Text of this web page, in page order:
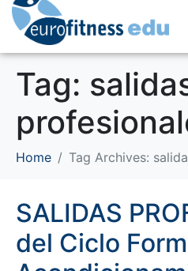
Tag:
Home Tag Archives:
SALIDAS
del Ciclo